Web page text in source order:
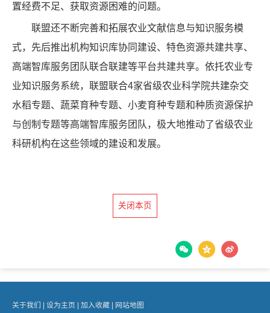
置经费不足、获取资源困难的问题。
联盟还不断完善和拓展农业文献信息与知识服务模
式，先后推出机构知识库协同建设、特色资源共建共享、
高端智库服务团队联合联建等平台共建共享。依托农业专
业知识服务系统，联盟联合4家省级农业科学院共建杂交
水稻专题、蔬菜育种专题、小麦育种专题和种质资源保护
与创制专题等高端智库服务团队，极大地推动了省级农业
科研机构在这些领域的建设和发展。
关闭本页
关于我们 | 设为主页 | 加入收藏 | 网站地图